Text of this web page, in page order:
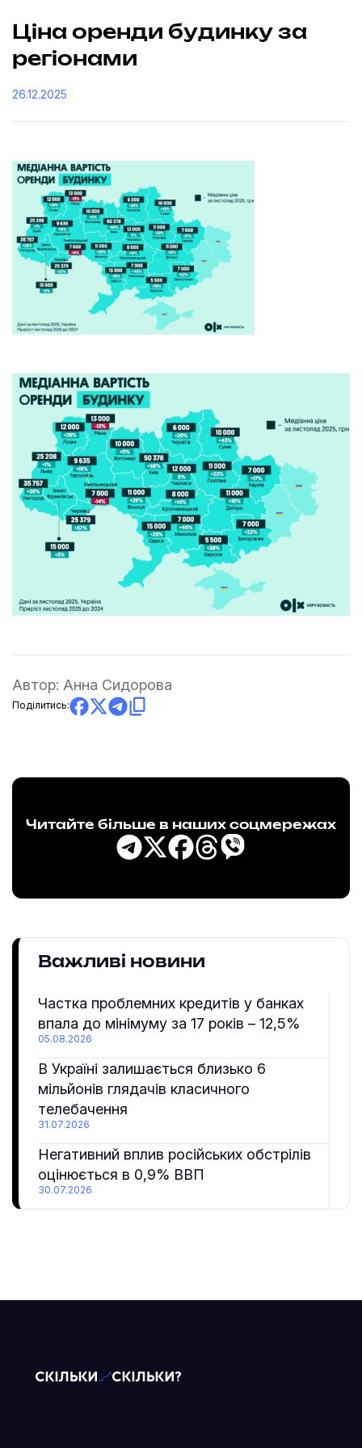
Ціна оренди будинку за
регіонами
26.12.2025
Автор: Анна Сидорова
Поділитись:
Читайте більше в наших соцмережах
Важливі новини
Частка проблемних кредитів у банках
впала до мінімуму за 17 років – 12,5%
05.08.2026
В Україні залишається близько 6
мільйонів глядачів класичного
телебачення
31.07.2026
Негативний вплив російських обстрілів
оцінюється в 0,9% ВВП
30.07.2026